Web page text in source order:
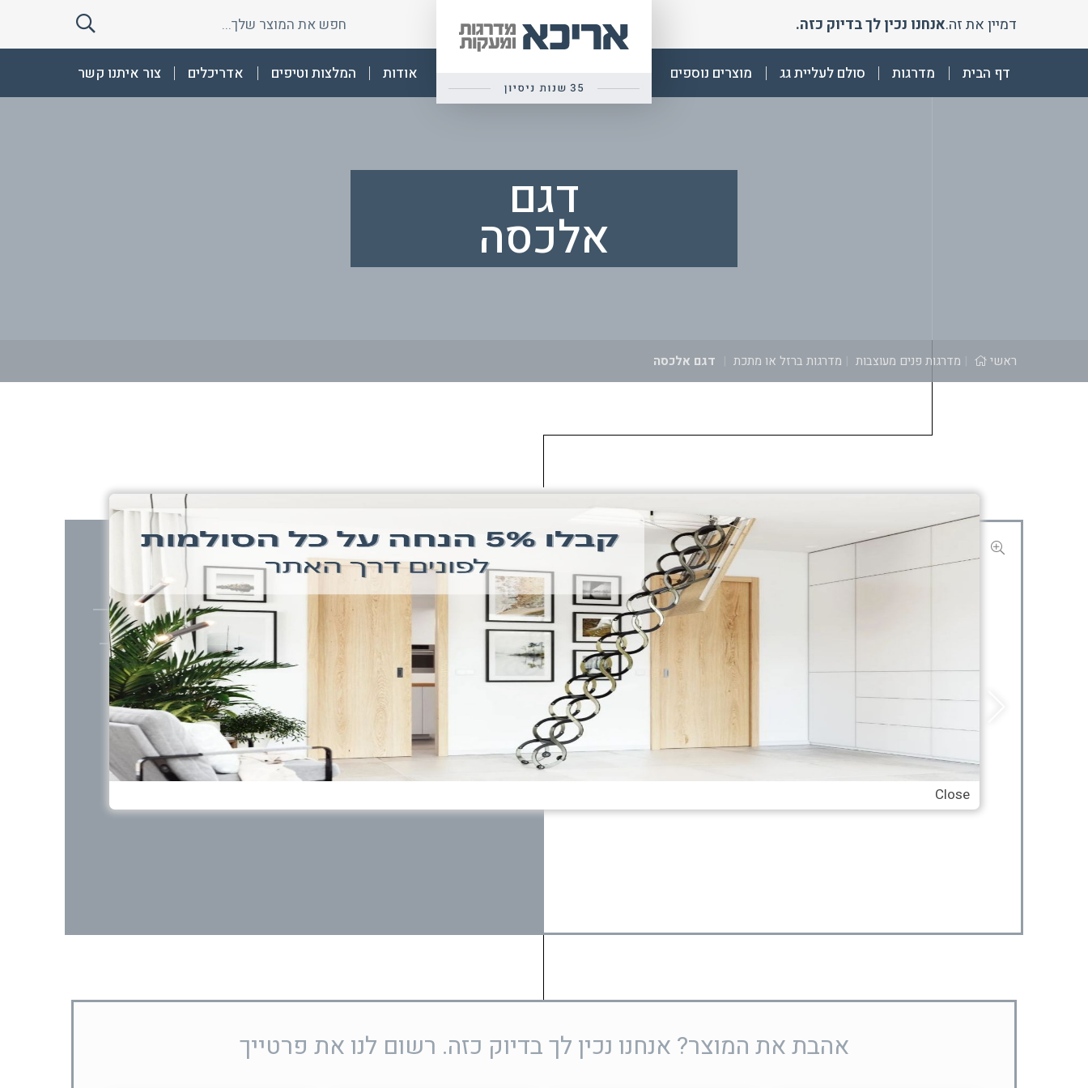
content
דמיין את זה.אנחנו נכין לך בדיוק כזה.
חפש
שלך
חפש
את
המוצר
אריכא
דף הבית מדרגות סולם לעליית גג מוצרים נוספים אודות המלצות וטיפים אדריכלים צור איתנו קשר
דגם
אלכסה
ראשי מדרגות פנים מעוצבות מדרגות ברזל או מתכת דגם אלכסה
דגם אלכסה
שיתוף:
אהבת את המוצר? אנחנו נכין לך בדיוק כזה. רשום לנו את פרטייך
Close